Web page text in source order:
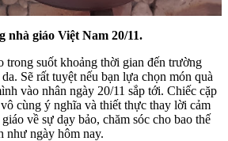
nhà giáo Việt Nam 20/11.
suốt khoảng thời gian đến trường
Sẽ rất tuyệt nếu bạn lựa chọn món quà
vào nhân ngày 20/11 sắp tới. Chiếc cặp
cùng ý nghĩa và thiết thực thay lời cảm
về sự dạy bảo, chăm sóc cho bao thế
như ngày hôm nay.